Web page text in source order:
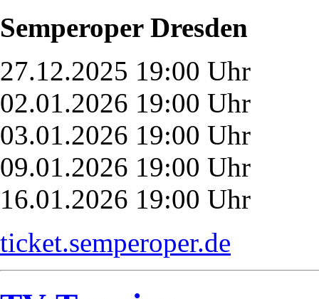
Semperoper Dresden
27.12.2025 19:00 Uhr
02.01.2026 19:00 Uhr
03.01.2026 19:00 Uhr
09.01.2026 19:00 Uhr
16.01.2026 19:00 Uhr
ticket.semperoper.de